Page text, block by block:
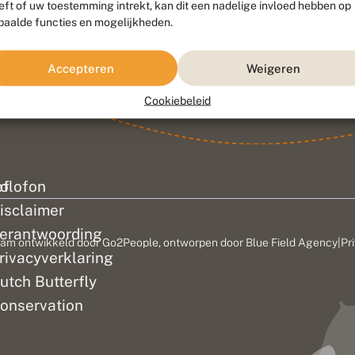
of uw toestemming intrekt, kan dit een nadelige invloed hebben op
functies en mogelijkheden.
Accepteren Weigeren
Cookiebeleid
Butterfly
ontwikkeld doorGo2People, ontworpen door Blue Field Agency